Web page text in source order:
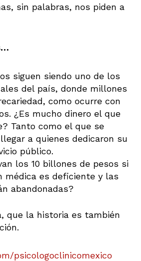
sin palabras, nos piden a
siguen siendo uno de los
del país, donde millones
como ocurre con
¿Es mucho dinero el que
Tanto como el que se
a quienes dedicaron su
público.
los 10 billones de pesos si
médica es deficiente y las
abandonadas?
que la historia es también
psicologoclinicomexico